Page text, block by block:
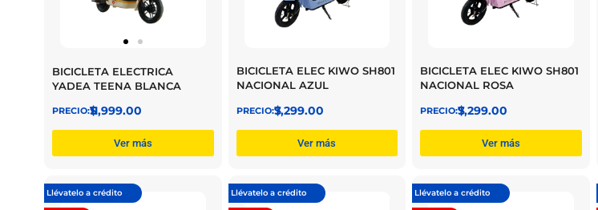
BICICLETA ELECTRICA
YADEA TEENA BLANCA
$
11,999.00
Ver más
BICICLETA ELEC KIWO SH801
NACIONAL AZUL
$
7,299.00
Ver más
BICICLETA ELEC KIWO SH801
NACIONAL ROSA
$
7,299.00
Ver más
Llévatelo a crédito Llévatelo a crédito Llévatelo a crédito